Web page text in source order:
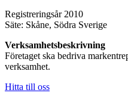
Registreringsår 2010
Säte: Skåne, Södra Sverige
Verksamhetsbeskrivning
Företaget ska bedriva
verksamhet.
Hitta till oss